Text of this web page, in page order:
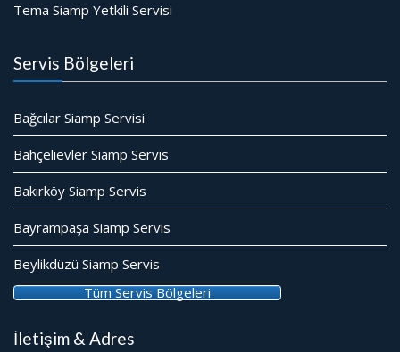
Tema Siamp Yetkili Servisi
Servis Bölgeleri
Bağcılar Siamp Servisi
Bahçelievler Siamp Servis
Bakırköy Siamp Servis
Bayrampaşa Siamp Servis
Beylikdüzü Siamp Servis
Tüm Servis Bölgeleri
İletişim & Adres